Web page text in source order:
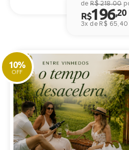
deR$ 218.00
R$196,20
3x de R$ 65,40
10%
OFF